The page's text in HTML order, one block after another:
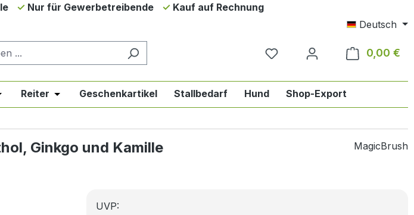
Nur für Gewerbetreibende
Kauf auf Rechnung
Deutsch
0,00 €
Angebote
Kategorie Westernreiten
das Dropdown der Kategorie Englischreiten
oder Schließe das Dropdown der Kategorie Pferd
Reiter Öffne oder Schließe das Dropdown der Kategorie Reiter
Geschenkartikel Stallbedarf Hund Shop-Export
Ginkgo und Kamille MagicBrush
UVP: